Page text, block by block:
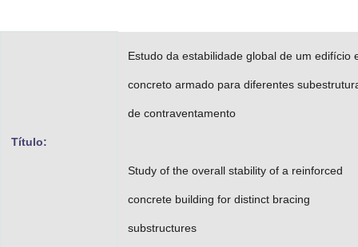
Título:
Estudo da estabilidade global de um edifício
concreto armado para diferentes
de contraventamento
Study of the overall stability of a reinforced
concrete building for distinct bracing
substructures